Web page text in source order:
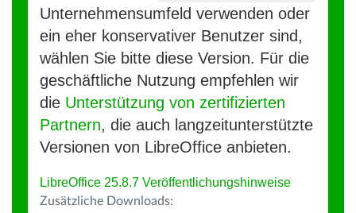
Unternehmensumfeld verwenden oder
ein eher konservativer Benutzer sind,
wählen Sie bitte diese Version. Für die
geschäftliche Nutzung empfehlen wir
die Unterstützung von zertifizierten
Partnern, die auch langzeitunterstützte
Versionen von LibreOffice anbieten.
LibreOffice 25.8.7 Veröffentlichungshinweise
Zusätzliche Downloads: